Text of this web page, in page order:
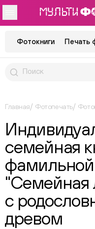
Фотокниги Печать
Главная Фотопечать
семейная
"Семейная
с
древом